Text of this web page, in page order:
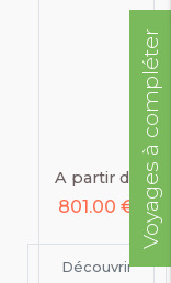
A partir de
801.00 €
Découvrir
Voyages à compléter